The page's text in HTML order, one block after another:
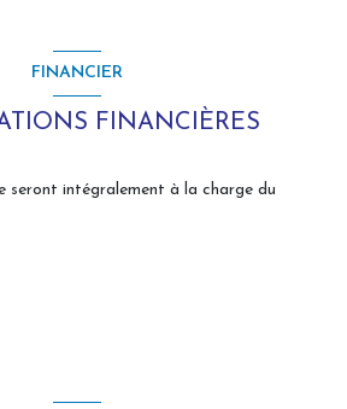
FINANCIER
FINANCIÈRES
seront intégralement à la charge du